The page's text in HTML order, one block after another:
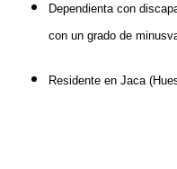
Dependienta con
con un grado de
Residente en Jaca